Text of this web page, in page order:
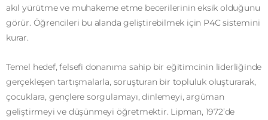
akıl yürütme ve muhakeme etme becerilerinin eksik olduğunu
görür. Öğrencileri bu alanda geliştirebilmek için P4C sistemini
kurar.
Temel hedef, felsefi donanıma sahip bir eğitimcinin liderliğinde
gerçekleşen tartışmalarla, soruşturan bir topluluk oluşturarak,
çocuklara, gençlere sorgulamayı, dinlemeyi, argüman
geliştirmeyi ve düşünmeyi öğretmektir. Lipman, 1972’de